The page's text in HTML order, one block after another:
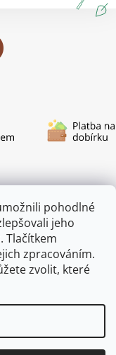
pohodlné
jeho
Tlačítkem
zpracováním.
zvolit, které
práva vyhrazena.